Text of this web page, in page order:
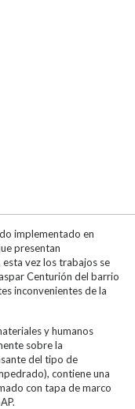
implementado en
presentan
vez los trabajos se
Centurión del barrio
inconvenientes de la
y humanos
sobre la
del tipo de
contiene una
con tapa de marco